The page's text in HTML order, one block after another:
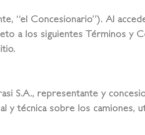
“el Concesionario”). Al
a los siguientes Términos y
S.A., representante y
y técnica sobre los camiones,